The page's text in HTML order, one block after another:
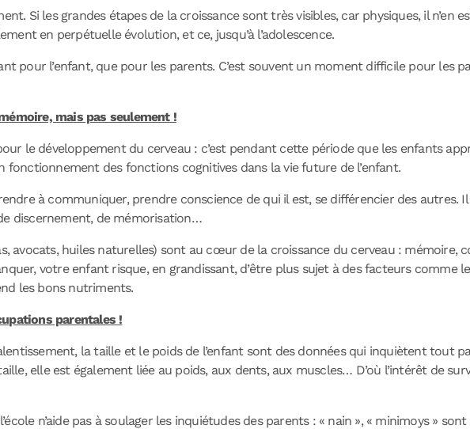
Si les grandes étapes de la croissance sont très visibles, car physiques, il n’en
en perpétuelle évolution, et ce, jusqu’à l’adolescence.
pour l’enfant, que pour les parents. C’est souvent un moment difficile pour les
mais pas seulement !
le développement du cerveau : c’est pendant cette période que les enfants
fonctionnement des fonctions cognitives dans la vie future de l’enfant.
à communiquer, prendre conscience de qui il est, se différencier des autres.
discernement, de mémorisation…
avocats, huiles naturelles) sont au cœur de la croissance du cerveau : mémoire,
votre enfant risque, en grandissant, d’être plus sujet à des facteurs comme
les bons nutriments.
parentales !
la taille et le poids de l’enfant sont des données qui inquiètent tout
elle est également liée au poids, aux dents, aux muscles… D’où l’intérêt de
n’aide pas à soulager les inquiétudes des parents : « nain », « minimoys »